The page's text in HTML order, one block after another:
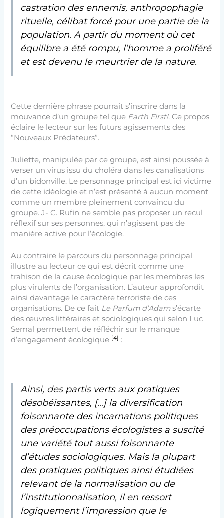
castration des ennemis, anthropophagie
rituelle, célibat forcé pour une partie de la
population. A partir du moment où cet
équilibre a été rompu, l’homme a proliféré
et est devenu le meurtrier de la nature.
Cette dernière phrase pourrait s’inscrire dans la
mouvance d’un groupe tel que Earth First!. Ce propos
éclaire le lecteur sur les futurs agissements des
“Nouveaux Prédateurs”.
Juliette, manipulée par ce groupe, est ainsi poussée à
verser un virus issu du choléra dans les canalisations
d’un bidonville. Le personnage principal est ici victime
de cette idéologie et n’est présenté à aucun moment
comme un membre pleinement convaincu du
groupe. J- C. Rufin ne semble pas proposer un recul
réflexif sur ses personnes, qui n’agissent pas de
manière active pour l’écologie.
Au contraire le parcours du personnage principal
illustre au lecteur ce qui est décrit comme une
trahison de la cause écologique par les membres les
plus virulents de l’organisation. L’auteur approfondit
ainsi davantage le caractère terroriste de ces
organisations. De ce fait Le Parfum d’Adams’écarte
des œuvres littéraires et sociologiques qui selon Luc
Semal permettent de réfléchir sur le manque
d’engagement écologique [4] :
Ainsi, des partis verts aux pratiques
désobéissantes, […] la diversification
foisonnante des incarnations politiques
des préoccupations écologistes a suscité
une variété tout aussi foisonnante
d’études sociologiques. Mais la plupart
des pratiques politiques ainsi étudiées
relevant de la normalisation ou de
l’institutionnalisation, il en ressort
logiquement l’impression que le